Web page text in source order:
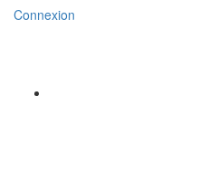
Connexion